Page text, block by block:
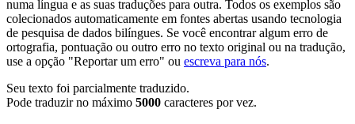
numa língua e as suas traduções para outra. Todos os exemplos são
colecionados automaticamente em fontes abertas usando tecnologia
de pesquisa de dados bilíngues. Se você encontrar algum erro de
ortografia, pontuação ou outro erro no texto original ou na tradução,
use a opção "Reportar um erro" ou escreva para nós.
Seu texto foi parcialmente traduzido.
Pode traduzir no máximo 5000 caracteres por vez.